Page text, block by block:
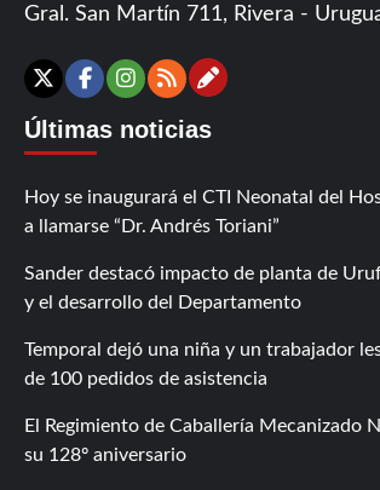
Gral. San Martín 711, Rivera -
X Facebook
Instagram
RSSContáctanos
Últimas noticias
Hoy se inaugurará el CTI Neonatal del
a llamarse “Dr. Andrés Toriani”
Sander destacó impacto de planta de
y el desarrollo del Departamento
Temporal dejó una niña y un trabajador
de 100 pedidos de asistencia
El Regimiento de Caballería Mecanizado
su 128º aniversario